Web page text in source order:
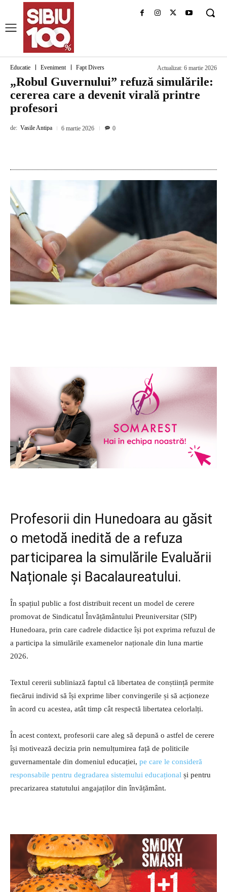
Educatie Eveniment Fapt Divers Actualizat: 6 martie 2026
„Robul Guvernului” refuză simulările:
cererea care a devenit virală printre
profesori
de: Vasile Antipa 6 martie 2026 0
Profesorii din Hunedoara au găsit
o metodă inedită de a refuza
participarea la simulările Evaluării
Naționale și Bacalaureatului.
În spațiul public a fost distribuit recent un model de cerere
promovat de Sindicatul Învățământului Preuniversitar (SIP)
Hunedoara, prin care cadrele didactice își pot exprima refuzul de
a participa la simulările examenelor naționale din luna martie
2026.
Textul cererii subliniază faptul că libertatea de conștiință permite
fiecărui individ să își exprime liber convingerile și să acționeze
în acord cu acestea, atât timp cât respectă libertatea celorlalți.
În acest context, profesorii care aleg să depună o astfel de cerere
își motivează decizia prin nemulțumirea față de politicile
guvernamentale din domeniul educației, pe care le consideră
responsabile pentru degradarea sistemului educațional și pentru
precarizarea statutului angajaților din învățământ.